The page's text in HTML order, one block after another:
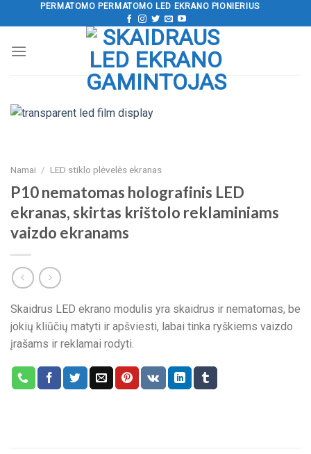
prie
PERMATOMO PERMATOMO LED EKRANO PIONIERIUS
Namai / LED stiklo plėvelės ekranas
P10 nematomas holografinis LED
ekranas, skirtas krištolo reklaminiams
vaizdo ekranams
Skaidrus LED ekrano modulis yra skaidrus ir nematomas, be
jokių kliūčių matyti ir apšviesti, labai tinka ryškiems vaizdo
įrašams ir reklamai rodyti.